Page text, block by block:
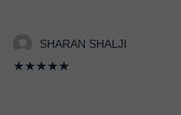
SHARAN SHALJI
★★★★★